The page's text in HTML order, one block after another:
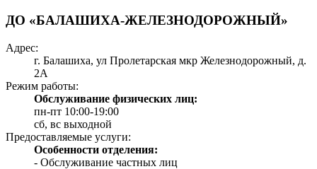
ДО «БАЛАШИХА-ЖЕЛЕЗНОДОРОЖНЫЙ»
Адрес:
г. Балашиха, ул Пролетарская мкр Железнодорожный, д.
2А
Режим работы:
Обслуживание физических лиц:
пн-пт 10:00-19:00
сб, вс выходной
Предоставляемые услуги:
Особенности отделения:
- Обслуживание частных лиц